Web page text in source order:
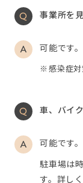
事業所を
可能です。
感染症
車、バイ
可能です。
駐車場は
す。詳し